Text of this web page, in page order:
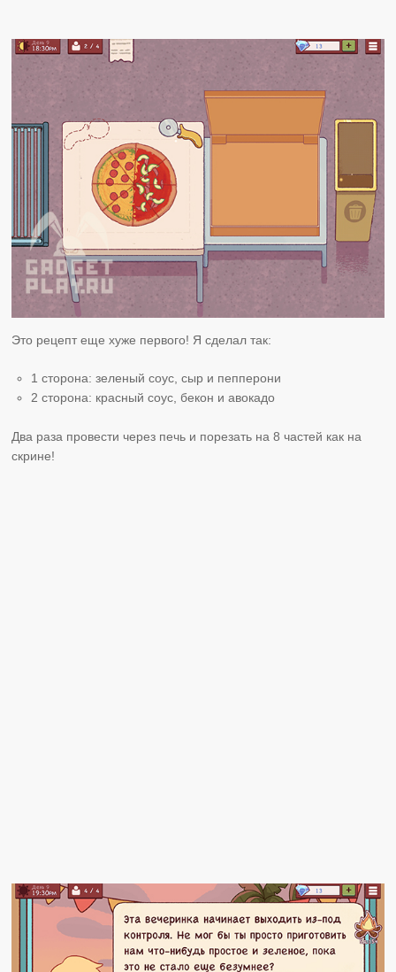
Это рецепт еще хуже первого! Я сделал так:
1 сторона: зеленый соус, сыр и пепперони
2 сторона: красный соус, бекон и авокадо
Два раза провести через печь и порезать на 8 частей как на
скрине!